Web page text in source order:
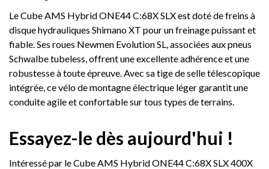
Le Cube AMS Hybrid ONE44 C:68X SLX est doté de freins à
disque hydrauliques Shimano XT pour un freinage puissant et
fiable. Ses roues Newmen Evolution SL, associées aux pneus
Schwalbe tubeless, offrent une excellente adhérence et une
robustesse à toute épreuve. Avec sa tige de selle télescopique
intégrée, ce vélo de montagne électrique léger garantit une
conduite agile et confortable sur tous types de terrains.
Essayez-le dès aujourd'hui !
Intéressé par le Cube AMS Hybrid ONE44 C:68X SLX 400X